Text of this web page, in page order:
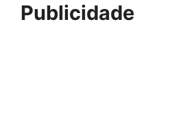
Publicidade